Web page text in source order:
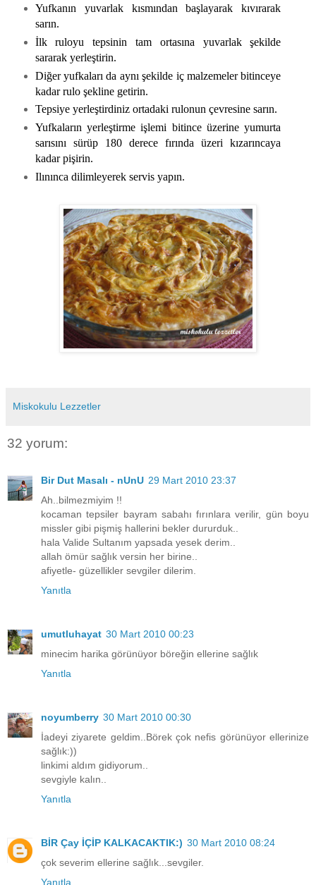
Yufkanın yuvarlak kısmından başlayarak kıvırarak
sarın.
İlk ruloyu tepsinin tam ortasına yuvarlak şekilde
sararak yerleştirin.
Diğer yufkaları da aynı şekilde iç malzemeler bitinceye
kadar rulo şekline getirin.
Tepsiye yerleştirdiniz ortadaki rulonun çevresine sarın.
Yufkaların yerleştirme işlemi bitince üzerine yumurta
sarısını sürüp 180 derece fırında üzeri kızarıncaya
kadar pişirin.
Ilınınca dilimleyerek servis yapın.
Miskokulu Lezzetler
32 yorum:
Bir Dut Masalı - nUnU 29 Mart 2010 23:37
Ah..bilmezmiyim !!
kocaman tepsiler bayram sabahı fırınlara verilir, gün boyu
missler gibi pişmiş hallerini bekler dururduk..
hala Valide Sultanım yapsada yesek derim..
allah ömür sağlık versin her birine..
afiyetle- güzellikler sevgiler dilerim.
Yanıtla
umutluhayat 30 Mart 2010 00:23
minecim harika görünüyor böreğin ellerine sağlık
Yanıtla
noyumberry 30 Mart 2010 00:30
İadeyi ziyarete geldim..Börek çok nefis görünüyor ellerinize
sağlık:))
linkimi aldım gidiyorum..
sevgiyle kalın..
Yanıtla
BİR Çay İÇİP KALKACAKTIK:) 30 Mart 2010 08:24
çok severim ellerine sağlık...sevgiler.
Yanıtla